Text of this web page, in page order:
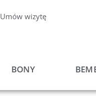
Umów wizytę
BONY